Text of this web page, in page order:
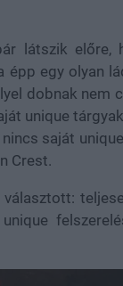
látszik
épp egy olyan
dobnak nem
unique
saját
Crest.